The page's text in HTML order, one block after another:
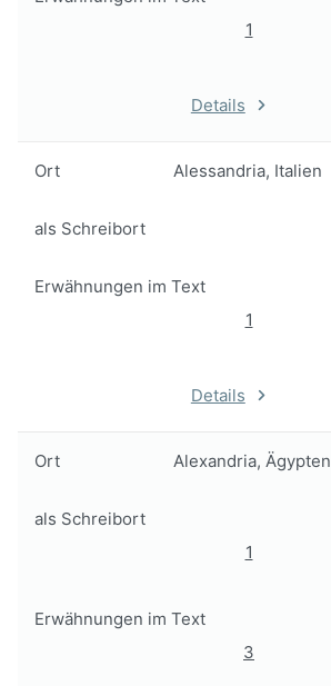
1
Details
Ort Alessandria, Italien
als Schreibort
Erwähnungen im Text
1
Details
Ort Alexandria, Ägypten
als Schreibort
1
Erwähnungen im Text
3